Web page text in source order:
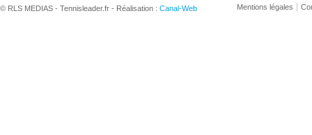
© RLS MEDIAS - Tennisleader.fr - Réalisation : Canal-Web Mentions légales